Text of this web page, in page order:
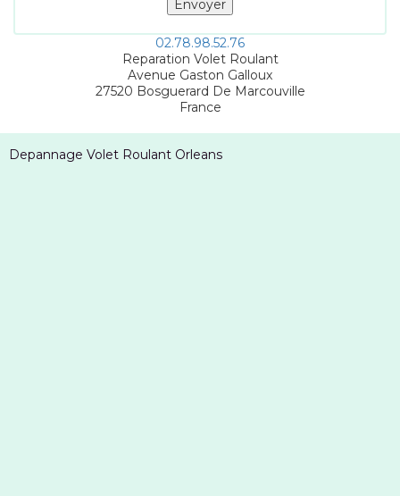
02.78.98.52.76
Reparation Volet Roulant
Avenue Gaston Galloux
27520 Bosguerard De Marcouville
France
Depannage Volet Roulant Orleans